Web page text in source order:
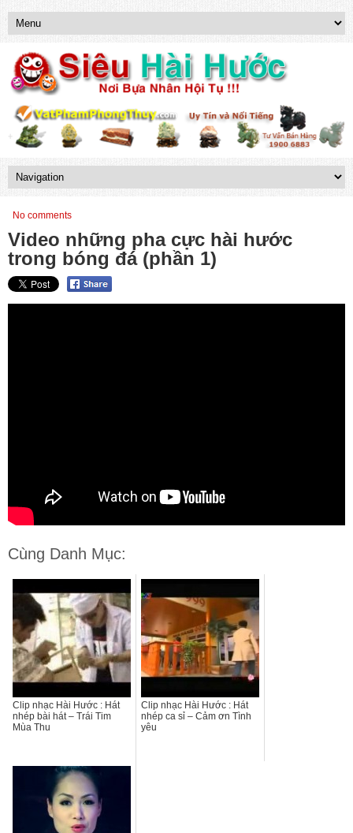
No comments
Video những pha cực hài hước
trong bóng đá (phần 1)
Cùng Danh Mục:
Clip nhạc Hài Hước : Hát
nhép bài hát – Trái Tim
Mùa Thu
Clip nhạc Hài Hước : Hát
nhép ca sỉ – Cảm ơn Tình
yêu